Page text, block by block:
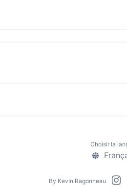
Choisir la
By Kevin Ragonneau